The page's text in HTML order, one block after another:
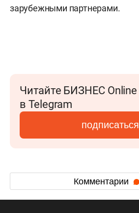
зарубежными партнерами.
Читайте БИЗНЕС Online
в Telegram
подписаться
Комментарии